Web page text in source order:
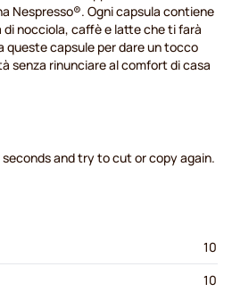
Nespresso®. Ogni capsula contiene
di nocciola, caffè e latte che ti farà
queste capsule per dare un tocco
senza rinunciare al comfort di casa
and try to cut or copy again.
10
10